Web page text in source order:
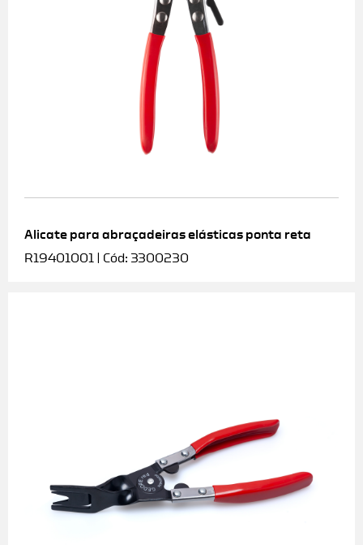
Alicate para abraçadeiras elásticas ponta reta
R19401001 | Cód: 3300230